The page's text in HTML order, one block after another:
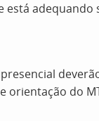
orientação do